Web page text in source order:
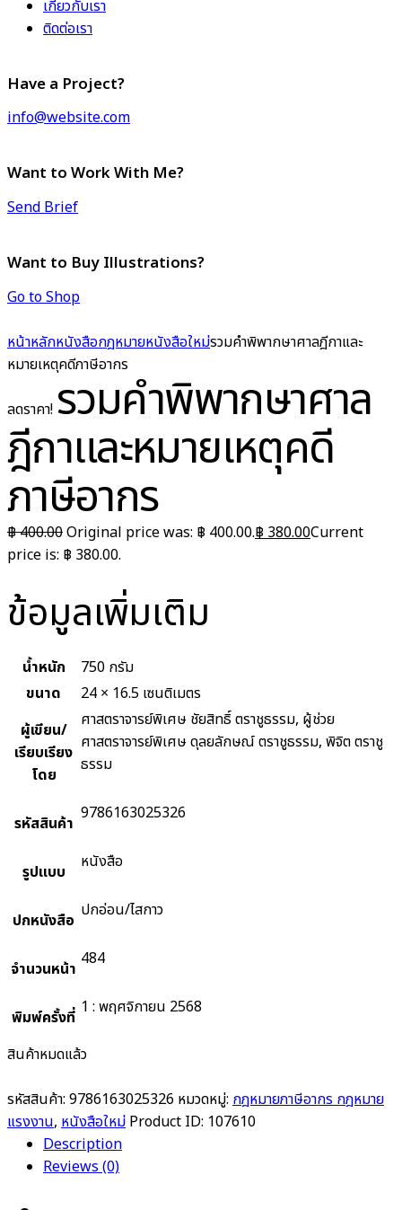
เกี่ยวกับเรา
ติดต่อเรา
Have a Project?
info@website.com
Want to Work With Me?
Send Brief
Want to Buy Illustrations?
Go to Shop
หน้าหลักหนังสือกฎหมายหนังสือใหม่รวมคำพิพากษาศาลฎีกาและ
หมายเหตุคดีภาษีอากร
ลดราคา! รวมคำพิพากษาศาล
ฎีกาและหมายเหตุคดี
ภาษีอากร
฿400.00Original price was: ฿ 400.00.฿ 380.00Current
price is: ฿ 380.00.
ข้อมูลเพิ่มเติม
น้ำหนัก
750 กรัม
ขนาด
24 × 16.5 เซนติเมตร
ผู้เขียน/
เรียบเรียง
โดย
ศาสตราจารย์พิเศษ ชัยสิทธิ์ ตราชูธรรม, ผู้ช่วย
ศาสตราจารย์พิเศษ ดุลยลักษณ์ ตราชูธรรม, พิจิต ตราชู
ธรรม
รหัสสินค้า 9786163025326
รูปแบบ หนังสือ
ปกหนังสือ ปกอ่อน/ไสกาว
จำนวนหน้า 484
พิมพ์ครั้งที่ 1 : พฤศจิกายน 2568
สินค้าหมดแล้ว
รหัสสินค้า: 9786163025326 หมวดหมู่: กฎหมายภาษีอากร กฎหมาย
แรงงาน, หนังสือใหม่ Product ID: 107610
Description
Reviews (0)